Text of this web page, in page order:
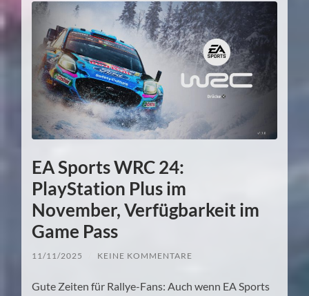
EA Sports WRC 24:
PlayStation Plus im
November, Verfügbarkeit im
Game Pass
11/11/2025 KEINE KOMMENTARE
Gute Zeiten für Rallye-Fans: Auch wenn EA Sports